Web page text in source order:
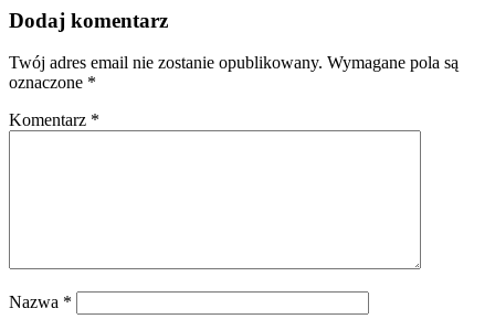
Dodaj komentarz
Twój adres email nie zostanie opublikowany. Wymagane pola są
oznaczone *
Komentarz *
Nazwa *